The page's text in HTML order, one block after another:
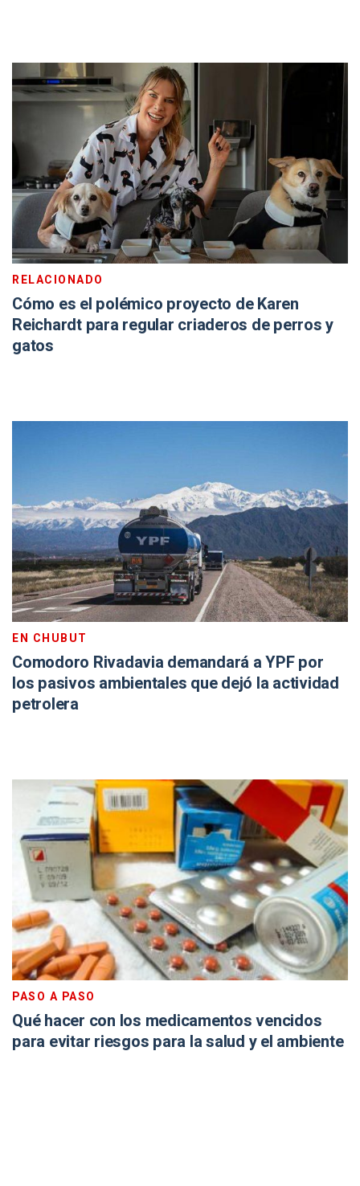
RELACIONADO
Cómo es el polémico proyecto de Karen
Reichardt para regular criaderos de perros y
gatos
EN CHUBUT
Comodoro Rivadavia demandará a YPF por
los pasivos ambientales que dejó la actividad
petrolera
PASO A PASO
Qué hacer con los medicamentos vencidos
para evitar riesgos para la salud y el ambiente